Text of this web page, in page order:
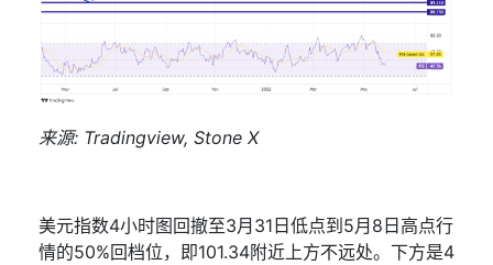
来源: Tradingview, Stone X
美元指数4小时图回撤至3月31日低点到5月8日高点行
情的50%回档位，即101.34附近上方不远处。下方是4